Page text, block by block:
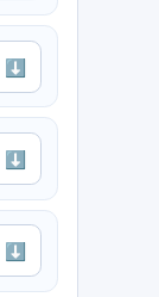
⬇
⬇
⬇